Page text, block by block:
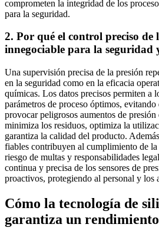
comprometen la integridad de los
para la seguridad.
2. Por qué el control preciso de
innegociable para la seguridad
Una supervisión precisa de la presión
en la seguridad como en la eficacia
químicas. Los datos precisos permiten a
parámetros de proceso óptimos,
provocar peligrosos aumentos de
minimiza los residuos, optimiza la
garantiza la calidad del producto.
fiables contribuyen al cumplimiento de
riesgo de multas y responsabilidades
continua y precisa de los sensores de
proactivos, protegiendo al personal y los
Cómo la tecnología de
garantiza un